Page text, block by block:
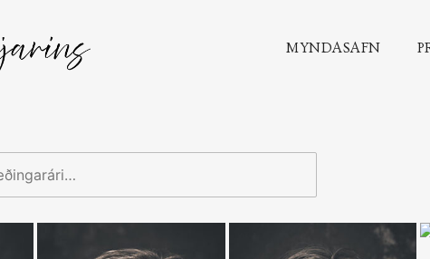
MYNDASAFN